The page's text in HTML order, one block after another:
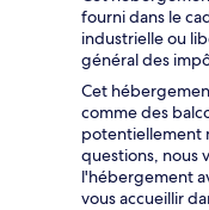
fourni dans le
industrielle ou
général des
Cet
comme des
potentiellement
questions, nous
l'hébergement
vous accueillir